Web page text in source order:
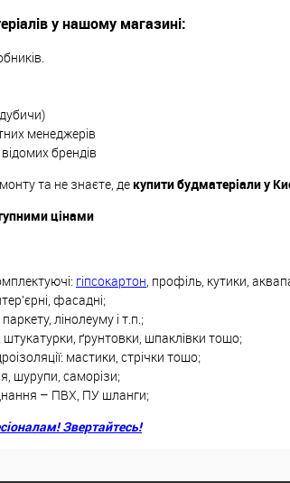
у нашому магазині:
менеджерів
брендів
та не знаєте, декупити будматеріали у
цінами
гіпсокартон , профіль, кутики,
фасадні;
лінолеуму і т.п.;
штукатурки, ґрунтовки, шпаклівки тощо;
мастики, стрічки тощо;
шурупи, саморізи;
– ПВХ, ПУ шланги;
Звертайтесь!